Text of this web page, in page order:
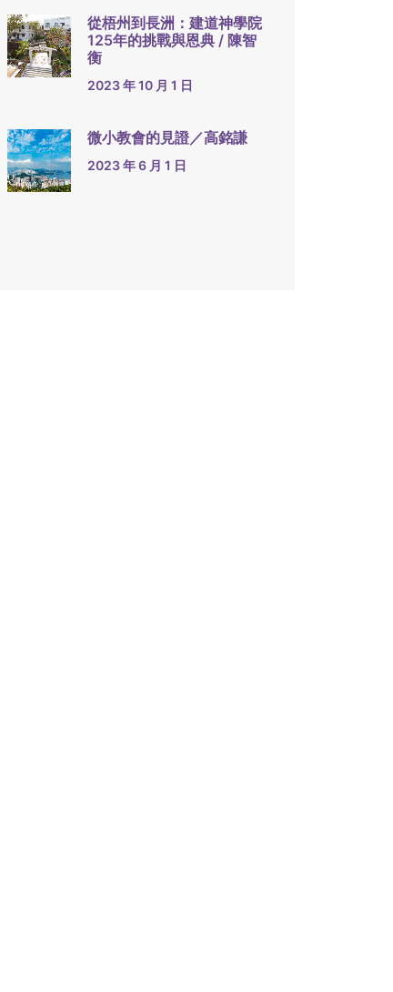
從梧州到長洲：建道神學院
125年的挑戰與恩典 / 陳智
衡
2023 年 10 月 1 日
微小教會的見證／高銘謙
2023 年 6 月 1 日